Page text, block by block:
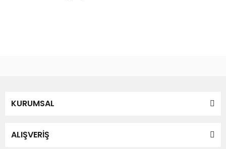
Ürün resmi kalitesiz, bozuk veya görüntülenemiyor.
Ürün bilgilerinde hatalar bulunuyor.
KURUMSAL
ALIŞVERİŞ